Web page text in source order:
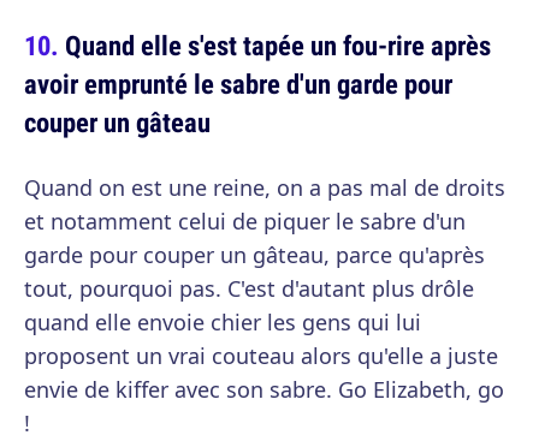
Quand elle s'est tapée un fou-rire après
avoir emprunté le sabre d'un garde pour
couper un gâteau
Quand on est une reine, on a pas mal de droits
et notamment celui de piquer le sabre d'un
garde pour couper un gâteau, parce qu'après
tout, pourquoi pas. C'est d'autant plus drôle
quand elle envoie chier les gens qui lui
proposent un vrai couteau alors qu'elle a juste
envie de kiffer avec son sabre. Go Elizabeth, go
!